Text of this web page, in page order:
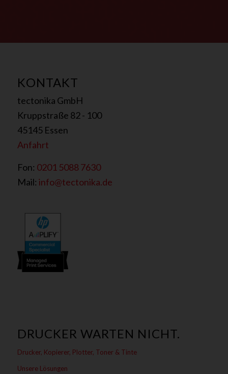
t
n
d
i
s
KONTAKT
tectonika GmbH
Kruppstraße 82 - 100
45145 Essen
Anfahrt
Fon: 0201 5088 7630
Mail: info@tectonika.de
DRUCKER WARTEN NICHT.
Drucker, Kopierer, Plotter, Toner & Tinte
Unsere Lösungen